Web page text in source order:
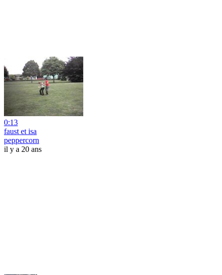
0:13
faust et isa
peppercorn
il y a 20 ans